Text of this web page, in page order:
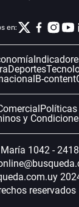
en:
Deportes
B-content
y
1042 -
reservados